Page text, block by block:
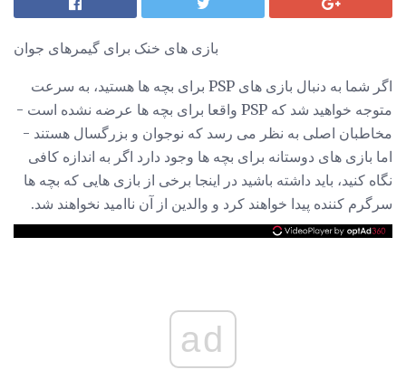
بازی های خنک برای گیمرهای جوان
اگر شما به دنبال بازی های PSP برای بچه ها هستید، به سرعت
متوجه خواهید شد که PSP واقعا برای بچه ها عرضه نشده است -
مخاطبان اصلی به نظر می رسد که نوجوان و بزرگسال هستند -
اما بازی های دوستانه برای بچه ها وجود دارد اگر به اندازه کافی
نگاه کنید، باید داشته باشید در اینجا برخی از بازی هایی که بچه ها
سرگرم کننده پیدا خواهند کرد و والدین از آن ناامید نخواهند شد.
ad